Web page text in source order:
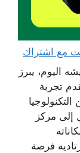
اليوم، يبرز
تجربة
إلى مركز
فرصة